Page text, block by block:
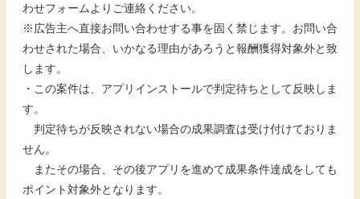
わせフォームよりご連絡ください。
※広告主へ直接お問い合わせする事を固く禁じます。お問い合
わせされた場合、いかなる理由があろうと報酬獲得対象外と致
します。
・この案件は、アプリインストールで判定待ちとして反映しま
す。
判定待ちが反映されない場合の成果調査は受け付けておりま
せん。
またその場合、その後アプリを進めて成果条件達成をしても
ポイント対象外となります。